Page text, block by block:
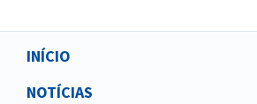
Main
navigation
INÍCIO
NOTÍCIAS